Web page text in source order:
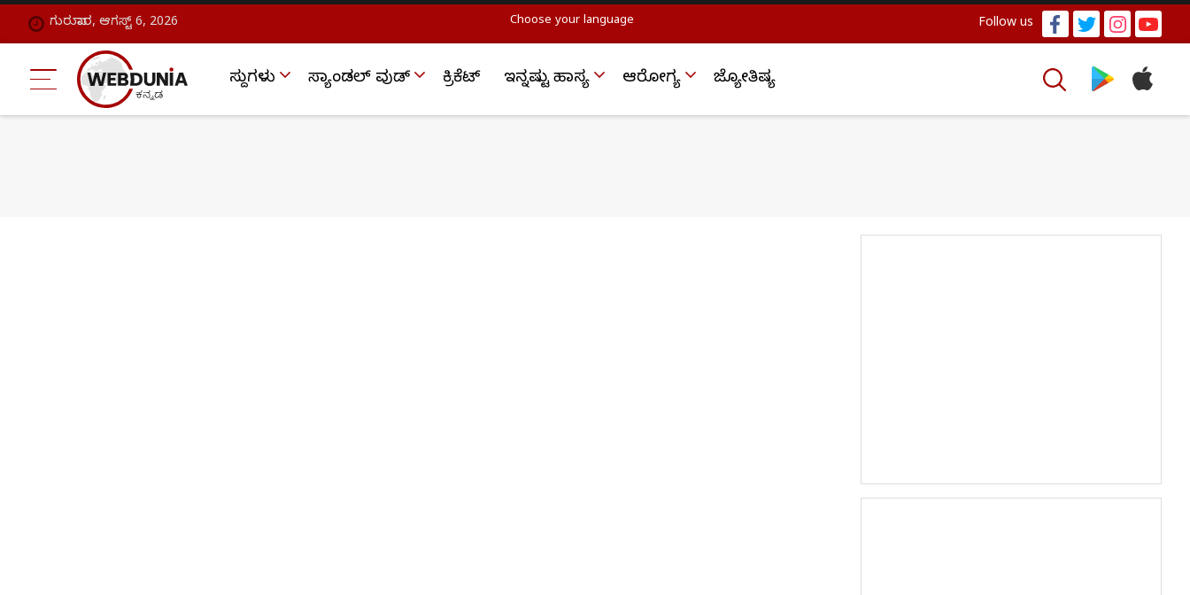
ಗುರುವಾರ, ಆಗಸ್ಟ್ 6, 2026 Choose your language Follow us
ಸುದ್ದಿಗಳು ಸ್ಯಾಂಡಲ್ ವುಡ್ ಕ್ರಿಕೆಟ್‌ ಇನ್ನಷ್ಟು ಹಾಸ್ಯ ಆರೋಗ್ಯ ಜ್ಯೋತಿಷ್ಯ